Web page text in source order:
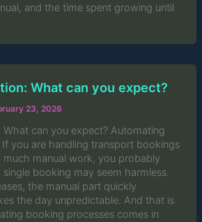
and the time spent growing until
What can you expect?
23, 2026
What can you expect? Automating
you are handling transport bookings
manual work, you probably
booking may seem harmless.
the manual part quickly
the day unpredictable. And that is
booking processes comes in